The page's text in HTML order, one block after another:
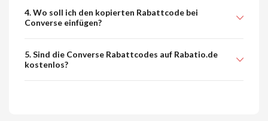
4. Wo soll ich den kopierten Rabattcode bei
Converse einfügen?
5. Sind die Converse Rabattcodes auf Rabatio.de
kostenlos?